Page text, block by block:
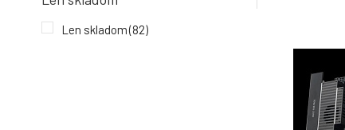
Len skladom(82)